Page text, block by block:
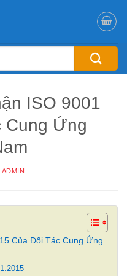
ISO 9001
Cung Ứng
ADMIN
Của Đối Tác Cung Ứng